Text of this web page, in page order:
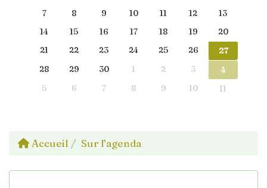
7
8 9 10 11 12
13
14
15 16 17 18 19
20
21
22 23 24 25 26
27
28
29 30 1 2 3
4
5
6 7 8 9 10 11
Accueil Sur l’agenda